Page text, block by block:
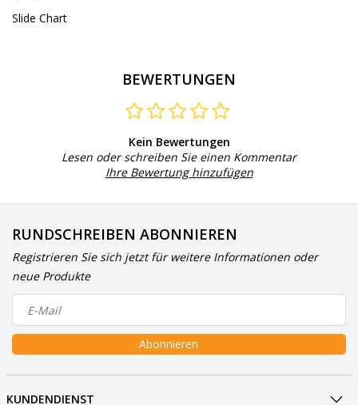
Slide Chart
BEWERTUNGEN
Kein Bewertungen
Lesen oder schreiben Sie einen Kommentar
Ihre Bewertung hinzufügen
RUNDSCHREIBEN ABONNIEREN
Registrieren Sie sich jetzt für weitere Informationen oder
neue Produkte
Abonnieren
KUNDENDIENST